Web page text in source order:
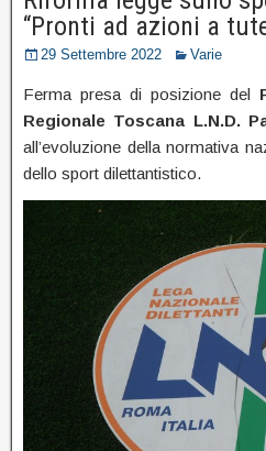
“Pronti ad azioni a
29 Settembre 2022 Varie
Ferma presa di posizione del
Regionale Toscana L.N.D.
all’evoluzione della normativa
dello sport dilettantistico.